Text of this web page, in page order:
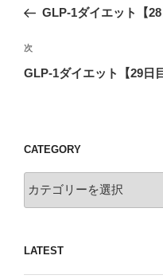
ナ
ビ
ゲ
ン
去
投
GLP-1ダイエット【28
次
の
次
GLP-1ダイエット【29日
CATEGORY
LATEST